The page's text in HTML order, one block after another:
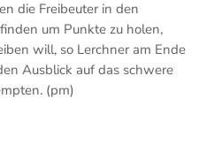
die Freibeuter in den
um Punkte zu holen,
will, so Lerchner am Ende
Ausblick auf das schwere
(pm)